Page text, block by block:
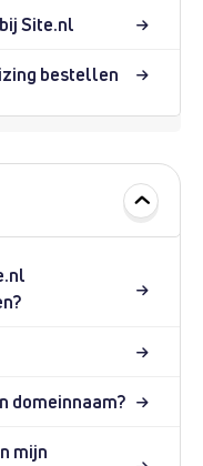
Site.nl
bestellen
domeinnaam?
mijn